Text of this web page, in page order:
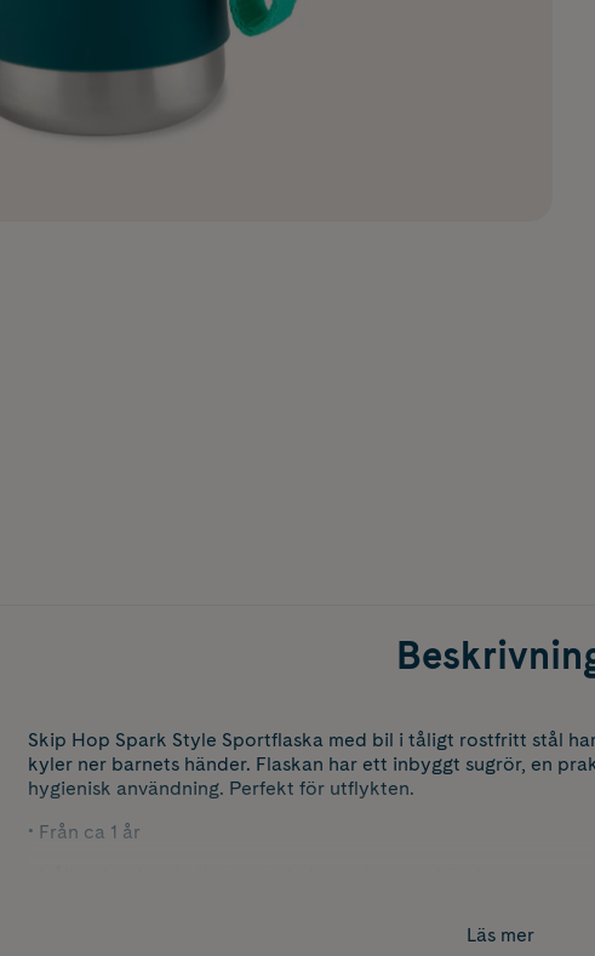
Skip Hop Spark Style Sportflaska med bil i tåligt rostfritt stål
kyler ner barnets händer. Flaskan har ett inbyggt sugrör, en
hygienisk användning. Perfekt för utflykten.
• Från ca 1 år
Läs mer